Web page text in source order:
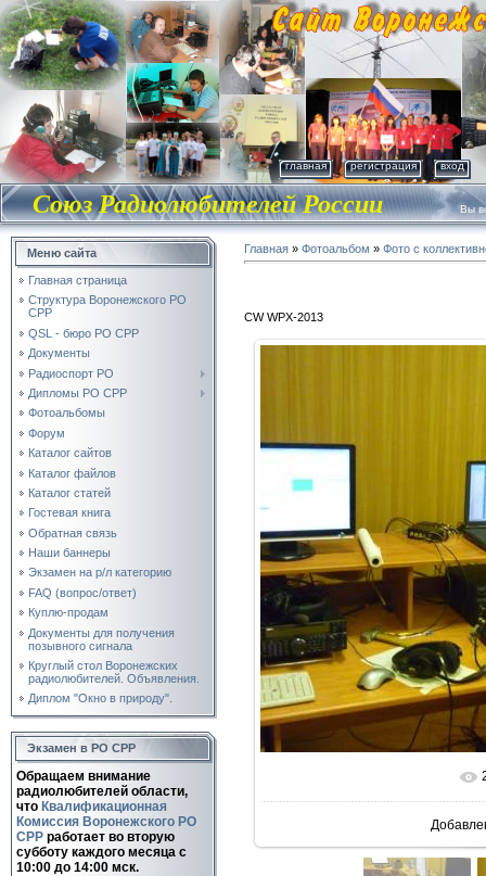
главная регистрация вход
Союз Радиолюбителей России Вы
Меню сайта
Главная страница
Структура Воронежского РО
СРР
QSL - бюро РО СРР
Документы
Радиоспорт РО
Дипломы РО СРР
Фотоальбомы
Форум
Каталог сайтов
Каталог файлов
Каталог статей
Гостевая книга
Обратная связь
Наши баннеры
Экзамен на р/л категорию
FAQ (вопрос/ответ)
Куплю-продам
Документы для получения
позывного сигнала
Круглый стол Воронежских
радиолюбителей. Объявления.
Диплом "Окно в природу".
Экзамен в РО СРР
Обращаем внимание
радиолюбителей области,
что Квалификационная
Комиссия Воронежского РО
СРР работает во вторую
субботу каждого месяца c
10:00 до 14:00 мск.
Главная » Фотоальбом » Фото с
CW WPX-2013
В